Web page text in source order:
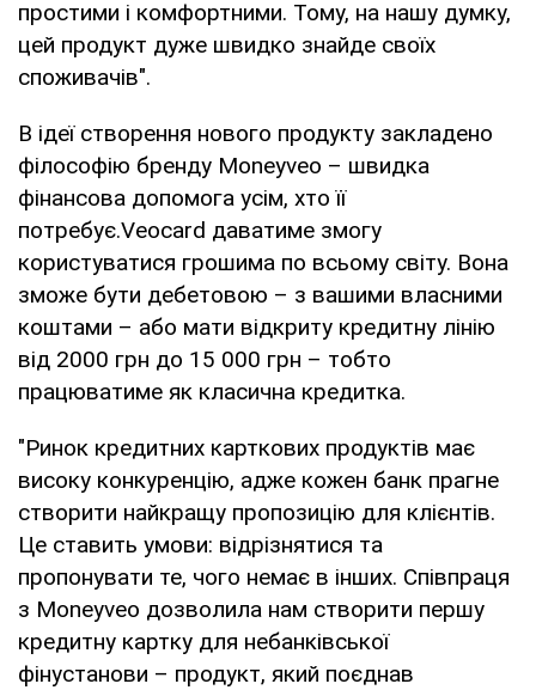
простими і комфортними. Тому, на нашу думку,
цей продукт дуже швидко знайде своїх
споживачів".
В ідеї створення нового продукту закладено
філософію бренду Moneyveo – швидка
фінансова допомога усім, хто її
потребує.Veocard даватиме змогу
користуватися грошима по всьому світу. Вона
зможе бути дебетовою – з вашими власними
коштами – або мати відкриту кредитну лінію
від 2000 грн до 15 000 грн – тобто
працюватиме як класична кредитка.
"Ринок кредитних карткових продуктів має
високу конкуренцію, адже кожен банк прагне
створити найкращу пропозицію для клієнтів.
Це ставить умови: відрізнятися та
пропонувати те, чого немає в інших. Співпраця
з Moneyveo дозволила нам створити першу
кредитну картку для небанківської
фінустанови – продукт, який поєднав